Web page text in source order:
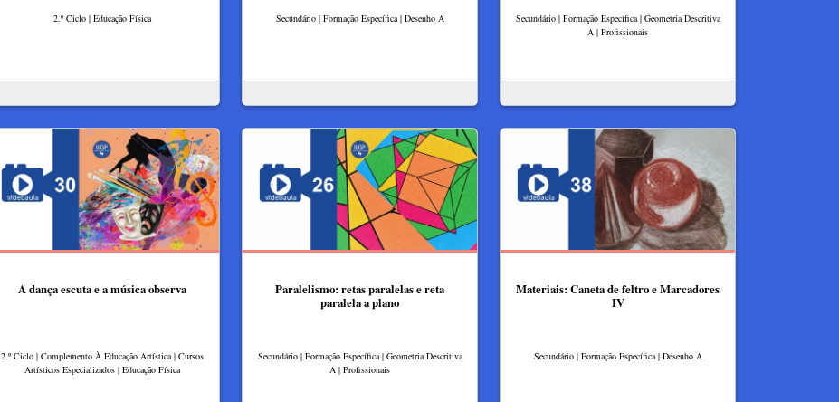
2.º Ciclo | Educação Física Secundário | Formação Específica | Desenho A
Secundário | Formação Específica | Geometria Descritiva
A | Profissionais
A dança escuta e a música observa
2.º Ciclo | Complemento À Educação Artística | Cursos
Artísticos Especializados | Educação Física
Paralelismo: retas paralelas e reta
paralela a plano
Secundário | Formação Específica | Geometria Descritiva
A | Profissionais
Materiais: Caneta de feltro e Marcadores
IV
Secundário | Formação Específica | Desenho A